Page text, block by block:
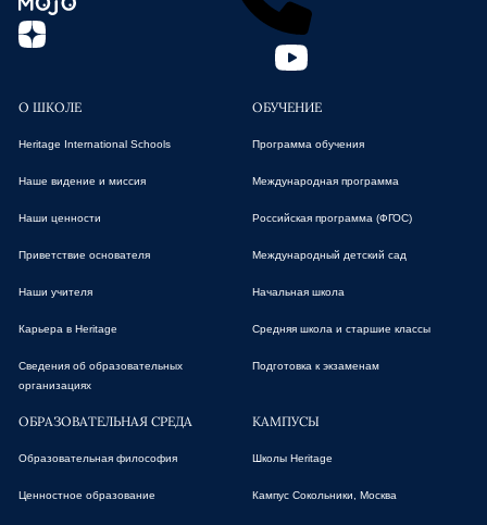
О ШКОЛЕ
Heritage International Schools
Наше видение и миссия
Наши ценности
Приветствие основателя
Наши учителя
Карьера в Heritage
Сведения об образовательных
организациях
ОБУЧЕНИЕ
Программа обучения
Международная программа
Российская программа (ФГОС)
Международный детский сад
Начальная школа
Средняя школа и старшие классы
Подготовка к экзаменам
ОБРАЗОВАТЕЛЬНАЯ СРЕДА
Образовательная философия
Ценностное образование
КАМПУСЫ
Школы Heritage
Кампус Сокольники, Москва